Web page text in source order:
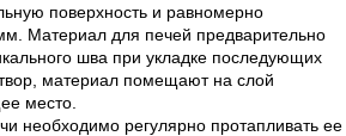
поверхность и равномерно
Материал для печей предварительно
шва при укладке последующих
материал помещают на слой
место.
необходимо регулярно протапливать ее